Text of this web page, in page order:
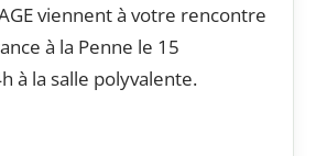
viennent à votre rencontre
à la Penne le 15
à la salle polyvalente.